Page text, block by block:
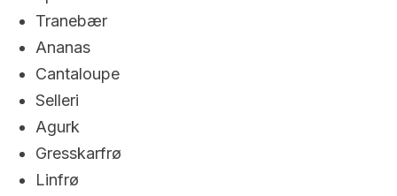
Tranebær
Ananas
Cantaloupe
Selleri
Agurk
Gresskarfrø
Linfrø